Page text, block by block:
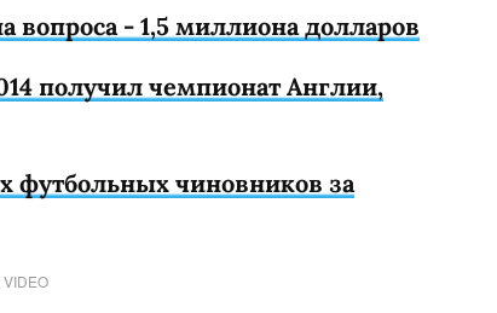
вопроса - 1,5 миллиона долларов
получил чемпионат Англии,
футбольных чиновников за